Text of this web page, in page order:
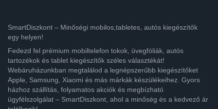
SmartDiszkont – Minőségi mobilos,tabletes, autós kiegészítők
egy helyen!
Fedezd fel prémium mobiltelefon tokok, üvegfóliák, autós
tartozékok és tablet kiegészítők széles választékát!
Webáruházunkban megtalálod a legnépszerűbb kiegészítőket
Apple, Samsung, Xiaomi és más márkák készülékeihez. Gyors
házhoz szállítás, folyamatos akciók és megbízható
ügyfélszolgálat – SmartDiszkont, ahol a minőség és a kedvező ár